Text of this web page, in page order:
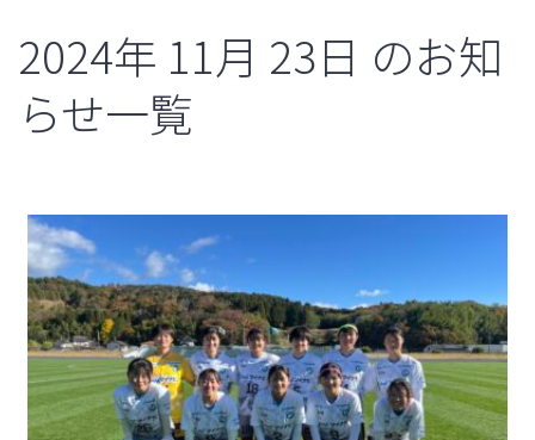
2024年 11月 23日 のお知
らせ一覧